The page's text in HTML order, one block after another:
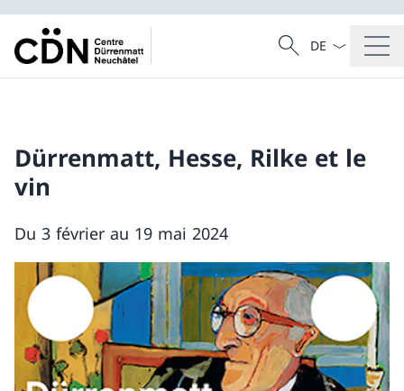
Recherche
Recherche
La langue
Dürrenmatt, Hesse, Rilke et le
vin
Du 3 février au 19 mai 2024